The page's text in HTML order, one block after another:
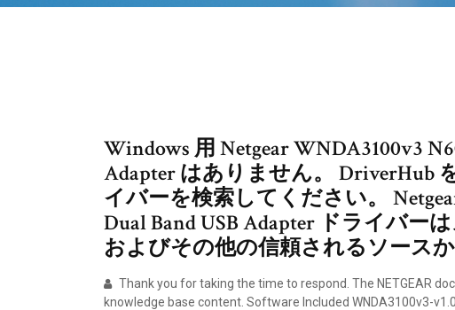
Windows 用 Netgear WNDA3100v3
Adapter はありません。 DriverHub
イバーを検索してください。
Dual Band USB Adapter ドライバー
およびその他の信頼されるソース
Thank you for taking the time to respond. The NETGEAR
knowledge base content. Software Included WNDA3100v3-